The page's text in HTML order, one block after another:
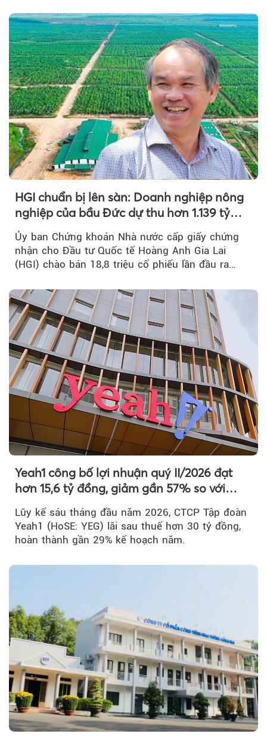
HGI chuẩn bị lên sàn: Doanh nghiệp nông
nghiệp của bầu Đức dự thu hơn 1.139 tỷ
đồng
Ủy ban Chứng khoán Nhà nước cấp giấy chứng
nhận cho Đầu tư Quốc tế Hoàng Anh Gia Lai
(HGI) chào bán 18,8 triệu cổ phiếu lần đầu ra
Yeah1 công bố lợi nhuận quý II/2026 đạt
hơn 15,6 tỷ đồng, giảm gần 57% so với
cùng kỳ
Lũy kế sáu tháng đầu năm 2026, CTCP Tập đoàn
Yeah1 (HoSE: YEG) lãi sau thuế hơn 30 tỷ đồng,
hoàn thành gần 29% kế hoạch năm.